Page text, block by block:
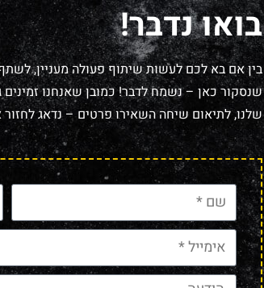
בואו נדבר!
בין אם בא לכם לעשות שיתוף פעולה מעניין,
שנסקור כאן – נשמח לדבר! כמובן שאנחנו זמינים
שלנו, לתיאום שיחה השאירו פרטים – נדאג